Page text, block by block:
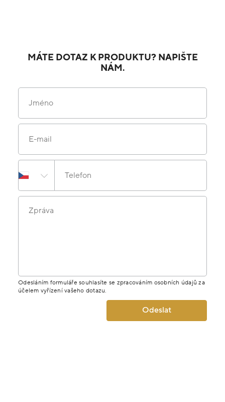
MÁTE DOTAZ K PRODUKTU? NAPIŠTE
NÁM.
Jméno
E-mail
Telefon
Zpráva
Odesláním formuláře souhlasíte se zpracováním osobních údajů za
účelem vyřízení vašeho dotazu.
Odeslat